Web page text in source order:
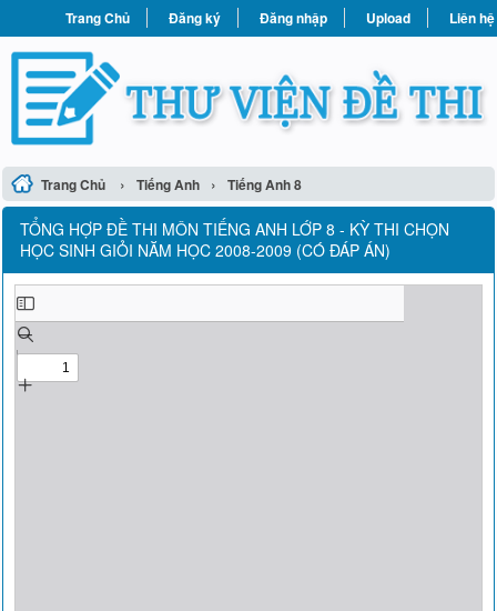
Trang Chủ Đăng ký Đăng nhập Upload Liên hệ
Trang Chủ › Tiếng Anh › Tiếng Anh 8
TỔNG HỢP ĐỀ THI MÔN TIẾNG ANH LỚP 8 - KỲ THI CHỌN
HỌC SINH GIỎI NĂM HỌC 2008-2009 (CÓ ĐÁP ÁN)